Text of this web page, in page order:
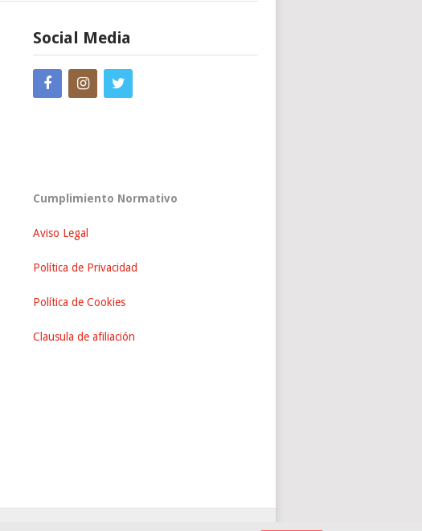
Social Media
Cumplimiento Normativo
Aviso Legal
Política de Privacidad
Política de Cookies
Clausula de afiliación